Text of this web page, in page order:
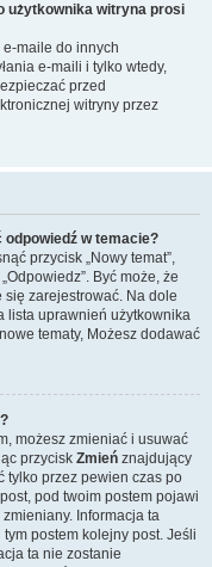
użytkownika witryna prosi
e-maile do innych
e-maili i tylko wtedy,
przed
witryny przez
w temacie?
przycisk „Nowy temat”,
Być może, że
zarejestrować. Na dole
lista uprawnień użytkownika
tematy, Możesz dodawać
możesz zmieniać i usuwać
przycisk Zmień znajdujący
tylko przez pewien czas po
pod twoim postem pojawi
Informacja ta
postem kolejny post. Jeśli
ta nie zostanie